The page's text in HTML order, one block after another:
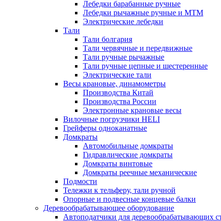
Лебедки барабанные ручные
Лебедки рычажные ручные и МТМ
Электрические лебедки
Тали
Тали болгария
Тали червячные и передвижные
Тали ручные рычажные
Тали ручные цепные и шестеренные
Электрические тали
Весы крановые, динамометры
Производства Китай
Производства России
Электронные крановые весы
Вилочные погрузчики HELI
Грейферы одноканатные
Домкраты
Автомобильные домкраты
Гидравлические домкраты
Домкраты винтовые
Домкраты реечные механические
Подмости
Тележки к тельферу, тали ручной
Опорные и подвесные концевые балки
Деревообрабатывающее оборудование
Автоподатчики для деревообрабатывающих